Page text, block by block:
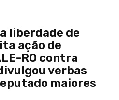
liberdade de
ação de
RO contra
verbas
maiores